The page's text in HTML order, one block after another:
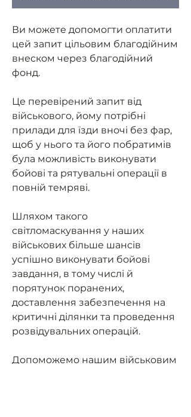
Ви можете допомогти оплатити
цей запит цільовим благодійним
внеском через благодійний
фонд.
Це перевірений запит від
військового, йому потрібні
прилади для їзди вночі без фар,
щоб у нього та його побратимів
була можливість виконувати
бойові та рятувальні операції в
повній темряві.
Шляхом такого
світломаскування у наших
військових більше шансів
успішно виконувати бойові
завдання, в тому числі й
порятунок поранених,
доставлення забезпечення на
критичні ділянки та проведення
розвідувальних операцій.
Допоможемо нашим військовим